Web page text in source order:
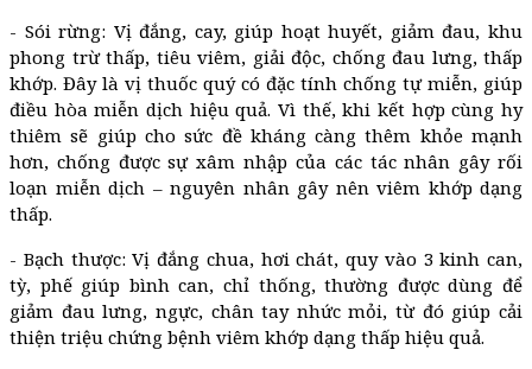
- Sói rừng: Vị đắng, cay, giúp hoạt huyết, giảm đau, khu
phong trừ thấp, tiêu viêm, giải độc, chống đau lưng, thấp
khớp. Đây là vị thuốc quý có đặc tính chống tự miễn, giúp
điều hòa miễn dịch hiệu quả. Vì thế, khi kết hợp cùng hy
thiêm sẽ giúp cho sức đề kháng càng thêm khỏe mạnh
hơn, chống được sự xâm nhập của các tác nhân gây rối
loạn miễn dịch – nguyên nhân gây nên viêm khớp dạng
thấp.
- Bạch thược: Vị đắng chua, hơi chát, quy vào 3 kinh can,
tỳ, phế giúp bình can, chỉ thống, thường được dùng để
giảm đau lưng, ngực, chân tay nhức mỏi, từ đó giúp cải
thiện triệu chứng bệnh viêm khớp dạng thấp hiệu quả.